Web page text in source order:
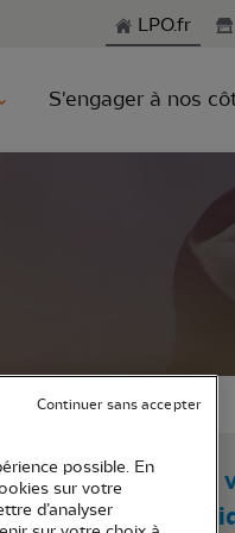
à la rechercheLPO.fr
S'engager à nos
animale ou
sauvage,
possible. En
sur votre
d’analyser
Continuer sans accepter